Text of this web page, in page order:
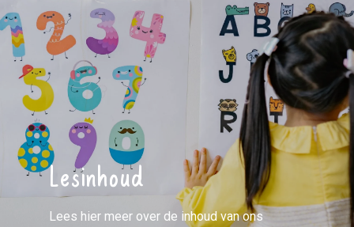
Lesinhoud
Lees hier meer over de inhoud van ons